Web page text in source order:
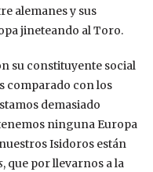
alemanes y sus
jineteando al Toro.
su constituyente social
comparado con los
demasiado
ninguna Europa
Isidoros están
, que por llevarnos a la